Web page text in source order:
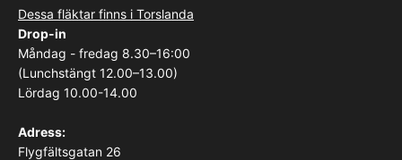
Dessa fläktar finns i Torslanda
Drop-in
Måndag - fredag 8.30–16:00
(Lunchstängt 12.00–13.00)
Lördag 10.00-14.00
Adress:
Flygfältsgatan 26